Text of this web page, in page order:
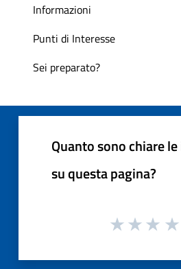
Informazioni
Punti di Interesse
Sei preparato?
Quanto sono chiare
su questa pagina?